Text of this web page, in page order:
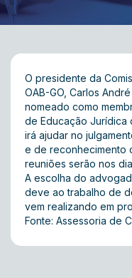
O presidente da
OAB-GO, Carlos
nomeado como
de Educação Jurídica
irá ajudar no
e de reconhecimento
reuniões serão nos
A escolha do
deve ao trabalho de
vem realizando em
Fonte: Assessoria de